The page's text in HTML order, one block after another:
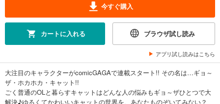
今すぐ購入
カートに入れる ブラウザ試し読み
アプリ試し読みはこちら
大注目のキャラクターがcomicGAGAで連載スタート!! その名は…ギョ～
ザ・ホカホカ・キャット!!
ごく普通のOLと暮らすキャットはどんな人の悩みもギョ～ザひとつで大
解決♪ゆるくてかわいいキャットの世界を、あなたものぞいてみない？